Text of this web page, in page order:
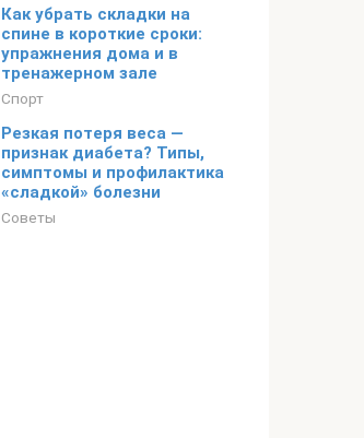
Как убрать складки на
спине в короткие сроки:
упражнения дома и в
тренажерном зале
Спорт
Резкая потеря веса —
признак диабета? Типы,
симптомы и профилактика
«сладкой» болезни
Советы